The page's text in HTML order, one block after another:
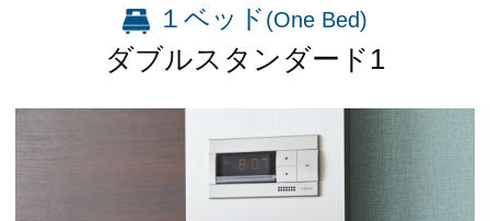
１ベッド (One Bed)
ダブルスタンダード1